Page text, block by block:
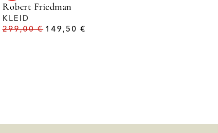
Robert Friedman
KLEID
299,00€ 149,50€